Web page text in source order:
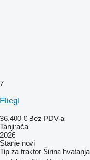
7
Fliegl
36.400 € Bez PDV-a
Tanjirača
2026
Stanje novi
Tip za traktor Širina hvatanja